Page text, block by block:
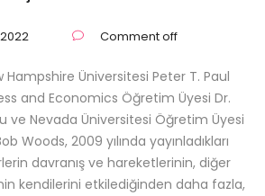
Comment off
Hampshire Üniversitesi Peter T. Paul
and Economics Öğretim Üyesi Dr.
ve Nevada Üniversitesi Öğretim Üyesi
Woods, 2009 yılında yayınladıkları
davranış ve hareketlerinin, diğer
kendilerini etkilediğinden daha fazla,